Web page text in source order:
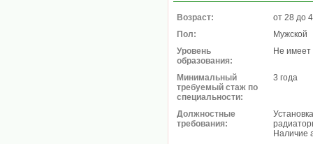
Возраст:
от 28 до
Пол:
Мужской
Уровень
образования:
Не имеет
Минимальный
требуемый стаж по
специальности:
3 года
Должностные
требования:
Наличие